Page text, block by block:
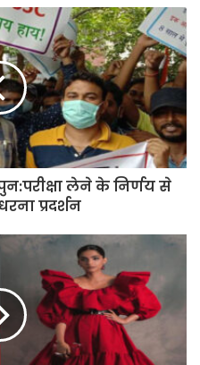
लेने के निर्णय से
प्रदर्शन